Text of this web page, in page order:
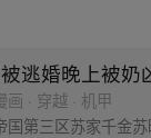
逃婚晚上被奶
画 · 穿越 · 机甲
国第三区苏家千金